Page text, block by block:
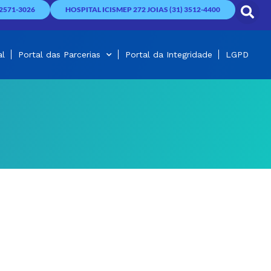
3026 HOSPITAL ICISMEP 272 JOIAS (31) 3512-4400
Portal das Parcerias Portal da Integridade LGPD